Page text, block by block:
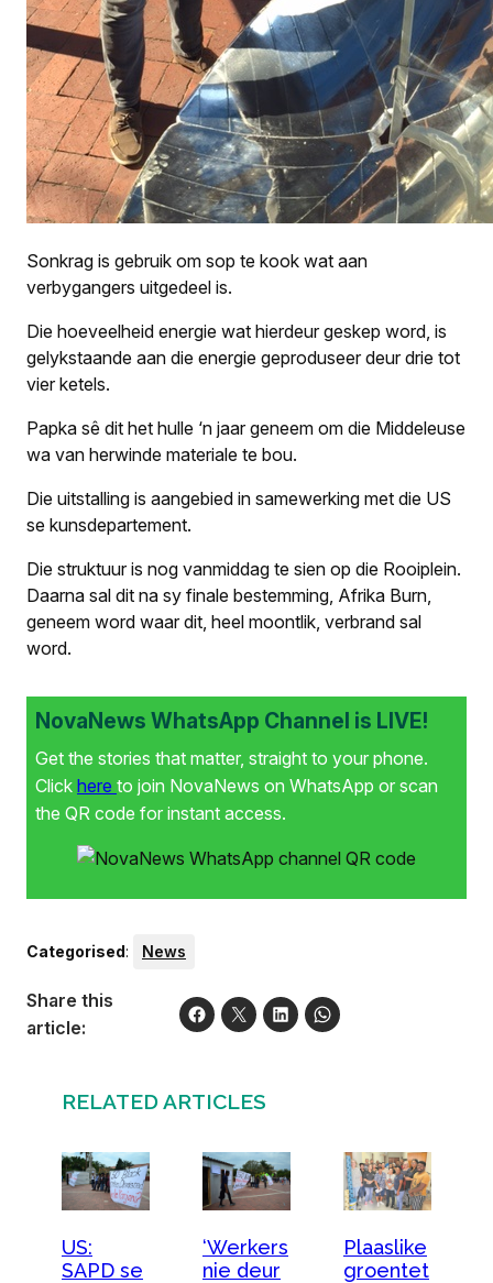
Sonkrag is gebruik om sop te kook wat aan
verbygangers uitgedeel is.
Die hoeveelheid energie wat hierdeur geskep word, is
gelykstaande aan die energie geproduseer deur drie tot
vier ketels.
Papka sê dit het hulle ‘n jaar geneem om die Middeleuse
wa van herwinde materiale te bou.
Die uitstalling is aangebied in samewerking met die US
se kunsdepartement.
Die struktuur is nog vanmiddag te sien op die Rooiplein.
Daarna sal dit na sy finale bestemming, Afrika Burn,
geneem word waar dit, heel moontlik, verbrand sal
word.
NovaNews WhatsApp Channel is LIVE!
Get the stories that matter, straight to your phone.
Click here to join NovaNews on WhatsApp or scan
the QR code for instant access.
Categorised: News
Share this
article:
RELATED ARTICLES
US:
SAPD se
‘Werkers
nie deur
Plaaslike
groentet